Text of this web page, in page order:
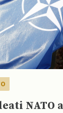
NATO